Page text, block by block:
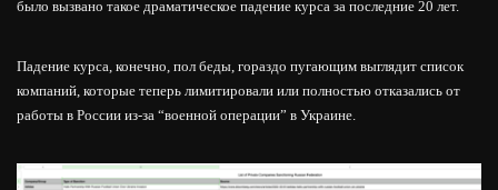
было вызвано такое драматическое падение курса за последние 20 лет.
Падение курса, конечно, пол беды, гораздо пугающим выглядит список
компаний, которые теперь лимитировали или полностью отказались от
работы в России из-за “военной операции” в Украине.